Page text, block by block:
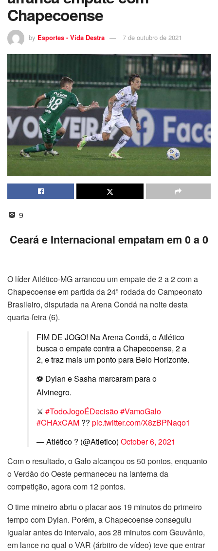
Chapecoense
by Esportes - Vida Destra 7 de outubro de 2021
9
Ceará e Internacional empatam em 0 a 0
O líder Atlético-MG arrancou um empate de 2 a 2 com a
Chapecoense em partida da 24ª rodada do Campeonato
Brasileiro, disputada na Arena Condá na noite desta
quarta-feira (6).
FIM DE JOGO! Na Arena Condá, o Atlético
busca o empate contra a Chapecoense, 2 a
2, e traz mais um ponto para Belo Horizonte.
⚽️ Dylan e Sasha marcaram para o
Alvinegro.
⚔ #TodoJogoÉDecisão#VamoGalo
#CHAxCAM ??️ pic.twitter.com/X8zBPNaqo1
— Atlético ? (@Atletico) October 6, 2021
Com o resultado, o Galo alcançou os 50 pontos, enquanto
o Verdão do Oeste permaneceu na lanterna da
competição, agora com 12 pontos.
O time mineiro abriu o placar aos 19 minutos do primeiro
tempo com Dylan. Porém, a Chapecoense conseguiu
igualar antes do intervalo, aos 28 minutos com Geuvânio,
em lance no qual o VAR (árbitro de vídeo) teve que entrar